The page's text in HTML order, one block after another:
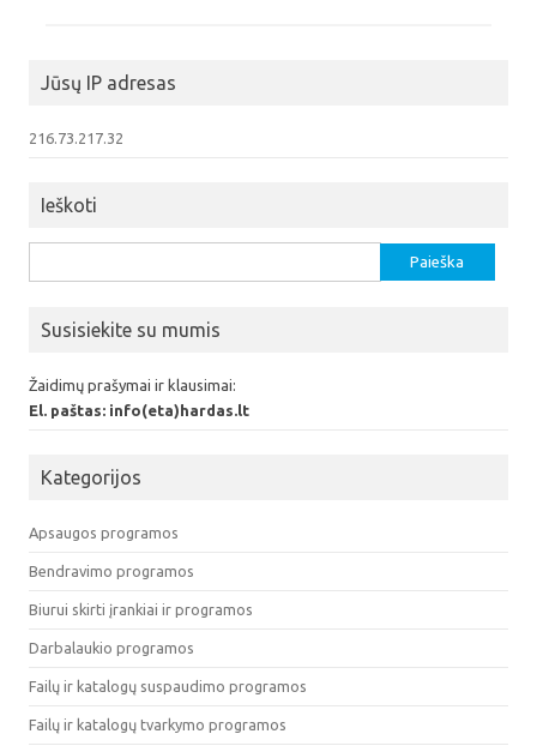
Jūsų IP adresas
216.73.217.32
Ieškoti
Susisiekite su mumis
Žaidimų prašymai ir klausimai:
El. paštas: info(eta)hardas.lt
Kategorijos
Apsaugos programos
Bendravimo programos
Biurui skirti įrankiai ir programos
Darbalaukio programos
Failų ir katalogų suspaudimo programos
Failų ir katalogų tvarkymo programos